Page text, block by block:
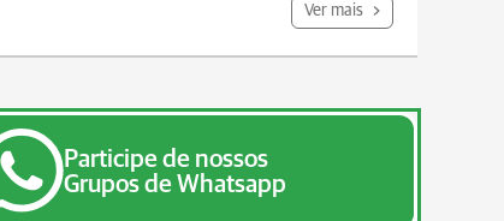
Ver mais
Participe de nossos
Grupos de Whatsapp